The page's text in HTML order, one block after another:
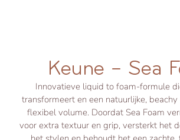
Keune – Sea
Innovatieve liquid to foam-formule
transformeert en een natuurlijke,
flexibel volume. Doordat Sea Foam
voor extra textuur en grip, versterkt het